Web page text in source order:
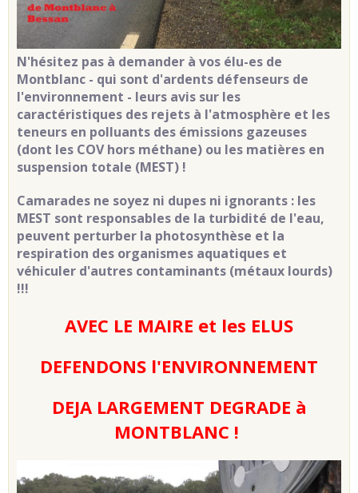
N'hésitez pas à demander à vos élu-es de
Montblanc - qui sont d'ardents défenseurs de
l'environnement - leurs avis sur les
caractéristiques des rejets à l'atmosphère et les
teneurs en polluants des émissions gazeuses
(dont les COV hors méthane) ou les matières en
suspension totale (MEST) !
Camarades ne soyez ni dupes ni ignorants : les
MEST sont responsables de la turbidité de l'eau,
peuvent perturber la photosynthèse et la
respiration des organismes aquatiques et
véhiculer d'autres contaminants (métaux lourds)
!!!
AVEC LE MAIRE et les ELUS
DEFENDONS l'ENVIRONNEMENT
DEJA LARGEMENT DEGRADE à
MONTBLANC !